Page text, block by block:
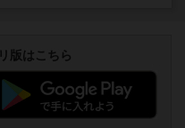
版はこちら